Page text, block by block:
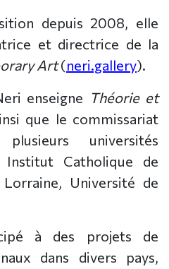
depuis 2008, elle
et directrice de la
Art(neri.gallery).
enseigne Théorie et
que le commissariat
universités
Institut Catholique de
Université de
à des projets de
dans divers pays,